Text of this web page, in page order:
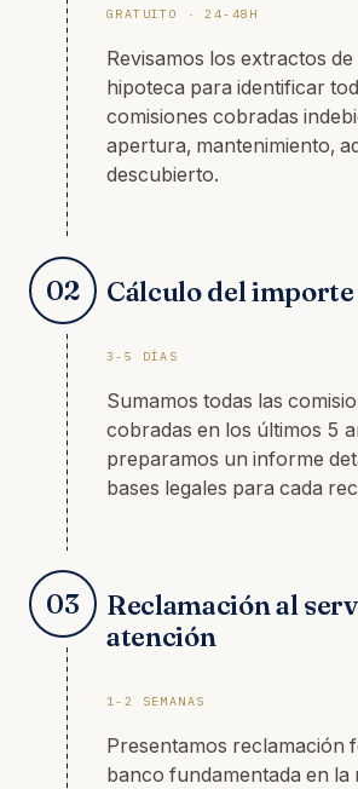
GRATUITO · 24-48H
Revisamos los extractos
hipoteca para identificar
comisiones cobradas
apertura, mantenimiento,
descubierto.
02 Cálculo del
3-5 DÍAS
Sumamos todas las
cobradas en los últimos 5
preparamos un informe
bases legales para cada
03
Reclamación al
atención
1-2 SEMANAS
Presentamos reclamación
banco fundamentada en la